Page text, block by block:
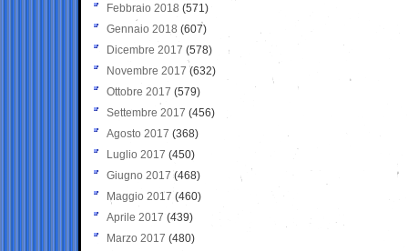
Febbraio 2018 (571)
Gennaio 2018 (607)
Dicembre 2017 (578)
Novembre 2017 (632)
Ottobre 2017 (579)
Settembre 2017 (456)
Agosto 2017 (368)
Luglio 2017 (450)
Giugno 2017 (468)
Maggio 2017 (460)
Aprile 2017 (439)
Marzo 2017 (480)